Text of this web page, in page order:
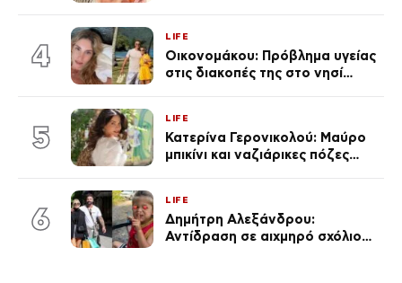
4
LIFE
Οικονομάκου: Πρόβλημα υγείας
στις διακοπές της στο νησί
5
LIFE
Κατερίνα Γερονικολού: Μαύρο
μπικίνι και ναζιάρικες πόζες
6
LIFE
Δημήτρη Αλεξάνδρου:
Αντίδραση σε αιχμηρό σχόλιο